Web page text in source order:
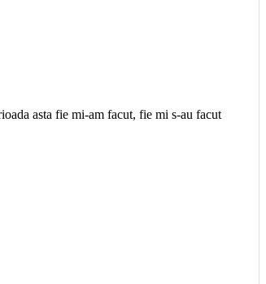
asta fie mi-am facut, fie mi s-au facut